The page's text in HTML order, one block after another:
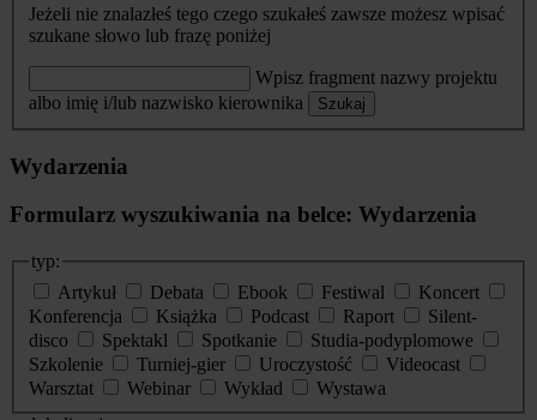
Jeżeli nie znalazłeś tego czego szukałeś zawsze możesz wpisać
szukane słowo lub frazę poniżej
Wpisz fragment nazwy projektu
albo imię i/lub nazwisko kierownika
Szukaj
Wydarzenia
Formularz wyszukiwania na belce: Wydarzenia
typ:
Artykuł
Debata Ebook Festiwal
Koncert
Konferencja
Książka Podcast Raport
Silent-
disco
Spektakl Spotkanie
Studia-podyplomowe
Szkolenie
Turniej-gier Uroczystość
Videocast
Warsztat
Webinar Wykład
Wystawa